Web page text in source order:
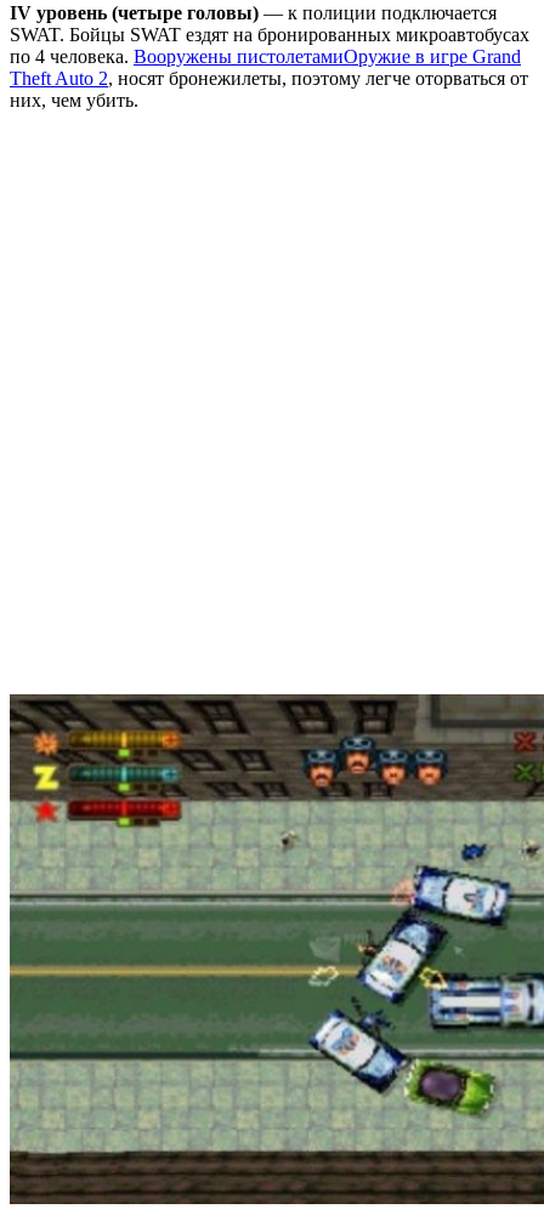
IV уровень (четыре головы) — к полиции подключается
SWAT. Бойцы SWAT ездят на бронированных микроавтобусах
по 4 человека. Вооружены пистолетамиОружие в игре Grand
Theft Auto 2, носят бронежилеты, поэтому легче оторваться от
них, чем убить.